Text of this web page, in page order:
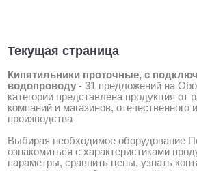
Текущая страница
Кипятильники проточные, с
водопроводу - 31 предложений на
категории представлена продукция от
компаний и магазинов, отечественного
производства
Выбирая необходимое оборудование
ознакомиться с характеристиками
параметры, сравнить цены, узнать